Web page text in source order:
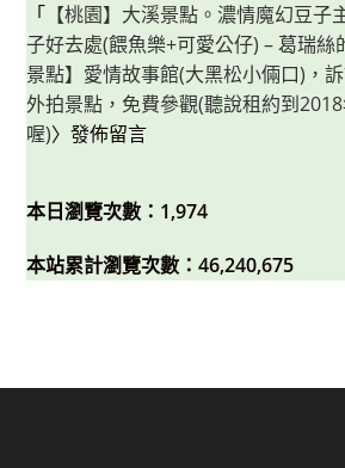
「 【桃園】大溪景點。濃情魔幻豆子
子好去處(餵魚樂+可愛公仔) – 葛瑞絲
景點】愛情故事館(大黑松小倆口)，
外拍景點，免費參觀(聽說租約到
喔)〉發佈留言
本日瀏覽次數：1,974
本站累計瀏覽次數：46,240,675